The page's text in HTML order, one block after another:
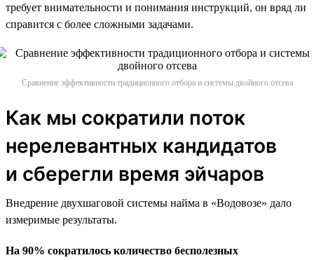
требует внимательности и понимания инструкций, он вряд ли
справится с более сложными задачами.
Сравнение эффективности традиционного отбора и системы двойного отсева
Как мы сократили поток
нерелевантных кандидатов
и сберегли время эйчаров
Внедрение двухшаговой системы найма в «Водовозе» дало
измеримые результаты.
На 90% сократилось количество бесполезных